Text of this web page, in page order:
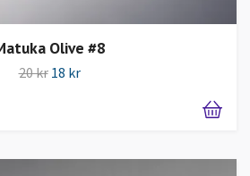
Olive #8
20 kr 18 kr